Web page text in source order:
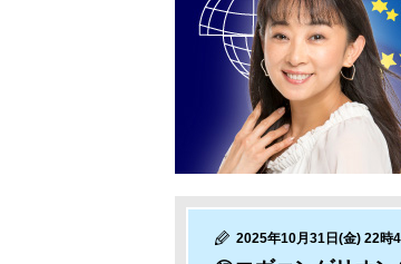
2025年10月31日(金) 22時